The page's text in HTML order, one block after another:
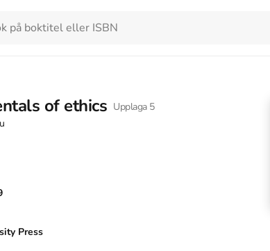
of ethics Upplaga 5
Press